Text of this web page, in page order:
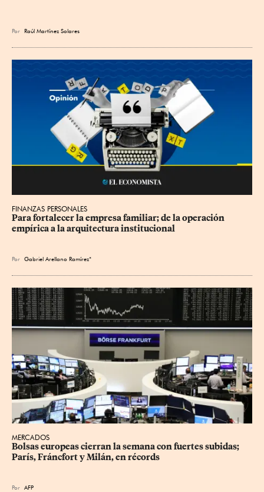
Por Raúl Martínez Solares
FINANZAS PERSONALES
Para fortalecer la empresa familiar; de la operación
empírica a la arquitectura institucional
Por Gabriel Arellano Ramírez*
MERCADOS
Bolsas europeas cierran la semana con fuertes subidas;
París, Fráncfort y Milán, en récords
Por AFP